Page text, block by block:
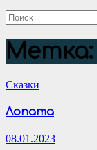
Метка:
Сказки
Лопата
08.01.2023